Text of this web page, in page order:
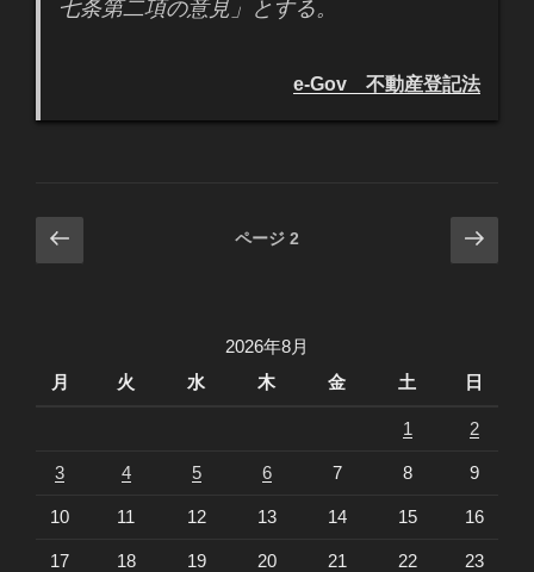
七条第二項の意見」とする。
e-Gov 不動産登記法
投
稿
ョ
の
ページ 2
次
の
2026年8月
月
火 水 木 金 土 日
1 2
3 4 5 6 7 8 9
10 11 12 13 14 15 16
17 18 19 20 21 22 23